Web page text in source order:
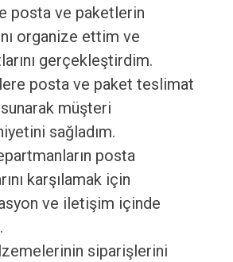
posta ve paketlerin
organize ettim ve
gerçekleştirdim.
posta ve paket teslimat
müşteri
sağladım.
posta
karşılamak için
ve iletişim içinde
siparişlerini